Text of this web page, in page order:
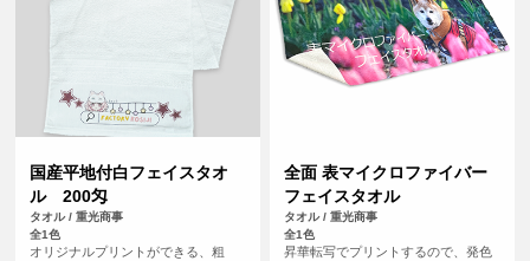
国産平地付白フェイスタオ
ル 200匁
タオル / 重光商事
全1色
オリジナルプリントができる、粗
全面 表マイクロファイバー
フェイスタオル
タオル / 重光商事
全1色
昇華転写でプリントするので、発色